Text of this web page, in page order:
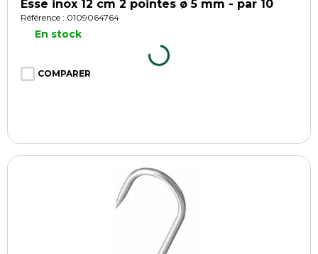
Esse inox 12 cm 2 pointes ø 5 mm - par 10
Référence : 0109064764
En stock
COMPARER